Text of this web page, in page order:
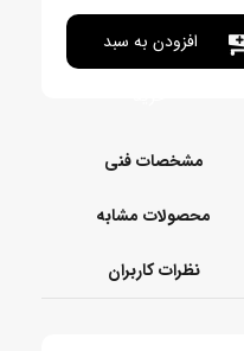
افزودن به سبد
مشخصات فنی
محصولات مشابه
نظرات کاربران